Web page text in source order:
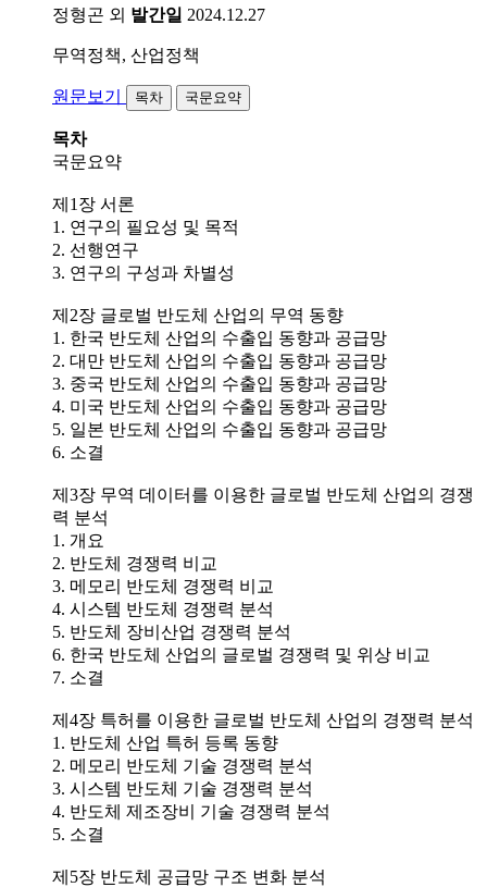
정형곤 외 발간일 2024.12.27
무역정책, 산업정책
원문보기 목차 국문요약
목차
국문요약
제1장 서론
1. 연구의 필요성 및 목적
2. 선행연구
3. 연구의 구성과 차별성
제2장 글로벌 반도체 산업의 무역 동향
1. 한국 반도체 산업의 수출입 동향과 공급망
2. 대만 반도체 산업의 수출입 동향과 공급망
3. 중국 반도체 산업의 수출입 동향과 공급망
4. 미국 반도체 산업의 수출입 동향과 공급망
5. 일본 반도체 산업의 수출입 동향과 공급망
6. 소결
제3장 무역 데이터를 이용한 글로벌 반도체 산업의 경쟁
력 분석
1. 개요
2. 반도체 경쟁력 비교
3. 메모리 반도체 경쟁력 비교
4. 시스템 반도체 경쟁력 분석
5. 반도체 장비산업 경쟁력 분석
6. 한국 반도체 산업의 글로벌 경쟁력 및 위상 비교
7. 소결
제4장 특허를 이용한 글로벌 반도체 산업의 경쟁력 분석
1. 반도체 산업 특허 등록 동향
2. 메모리 반도체 기술 경쟁력 분석
3. 시스템 반도체 기술 경쟁력 분석
4. 반도체 제조장비 기술 경쟁력 분석
5. 소결
제5장 반도체 공급망 구조 변화 분석